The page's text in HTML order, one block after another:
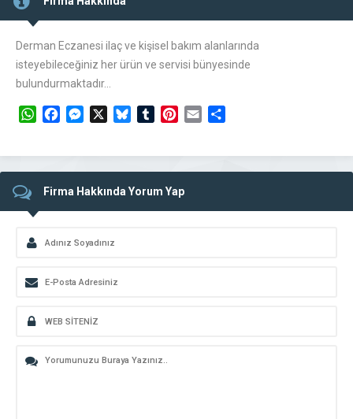
Derman Eczanesi ilaç ve kişisel bakım alanlarında
isteyebileceğiniz her ürün ve servisi bünyesinde
bulundurmaktadır…
WhatsAppFacebookMessengerBlueskyTumblrPinterest
Email
Firma Hakkında Yorum Yap